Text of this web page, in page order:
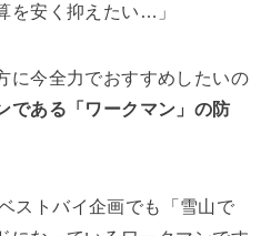
を安く抑えたい…」
に今全力でおすすめしたいの
である「ワークマン」の防
ストバイ企画でも「雪山で